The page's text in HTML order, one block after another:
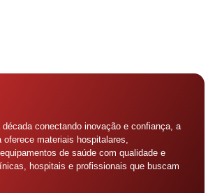
década conectando inovação e confiança, a
oferece materiais hospitalares,
de saúde com qualidade e
hospitais e profissionais que buscam